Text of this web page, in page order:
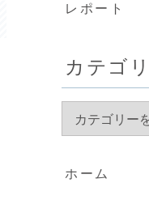
レポート
カテゴ
ホーム